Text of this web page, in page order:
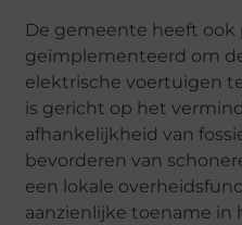
De gemeente heeft ook
geïmplementeerd om
elektrische voertuigen
is gericht op het
afhankelijkheid van
bevorderen van
een lokale
aanzienlijke toename in